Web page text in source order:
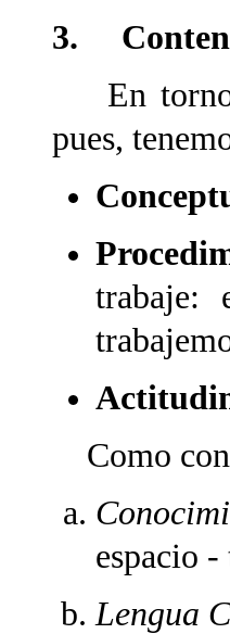
3.
En torno
pues,
trabaje:
Como
espacio -
Lengua